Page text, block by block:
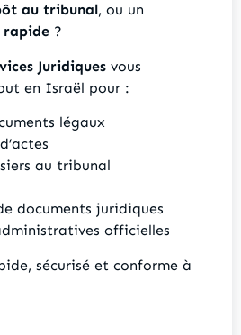
au tribunal, ou un
rapide ?
Juridiques vous
en Israël pour :
légaux
au tribunal
documents juridiques
officielles
sécurisé et conforme à